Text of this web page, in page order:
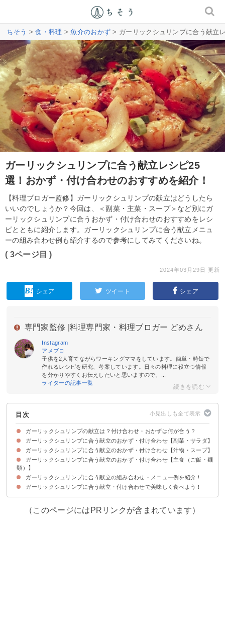
ちそう >食・料理 >魚介のおかず > ガーリックシュリンプに合う献立
ガーリックシュリンプに合う献立レシピ25
選！おかず・付け合わせのおすすめを紹介！
【料理ブロガー監修】ガーリックシュリンプの献立はどうしたら
いいのでしょうか？今回は、＜副菜・主菜・スープ＞など別にガ
ーリックシュリンプに合うおかず・付け合わせのおすすめをレシ
ピとともに紹介します。ガーリックシュリンプに合う献立メニュ
ーの組み合わせ例も紹介するので参考にしてみてくださいね。
( 3ページ目 )
2024年03月29日 更新
シェア ツイート シェア
専門家監修 | 料理専門家・料理ブロガー どめさん
Instagram
アメブロ
子供を2人育てながらワーキングママをしています。簡単・時短で
作れるレシピを研究、考案しています。日々の料理に役立つ情報
を分かりやすくお伝えしたいと思いますので、...
ライターの記事一覧
目次
ガーリックシュリンプの献立は？付け合わせ・おかずは何が合う？
ガーリックシュリンプに合う献立のおかず・付け合わせ【副菜・サラダ】
①ポテトサラダ
②マカロニサラダ
③野菜サラダ
④ピクルス
⑤小松菜和え
⑥にんじんとごぼうのきんぴら
⑦カプレーゼ
⑧切り昆布の煮物
⑨ナムル
ガーリックシュリンプに合う献立のおかず・付け合わせ【汁物・スープ】
①ビシソワーズ
②コーンポタージュ
③コンソメスープ
④わかめスープ
⑤卵スープ
⑥味噌汁
⑦酸辣湯スープ
⑧シチュー
ガーリックシュリンプに合う献立のおかず・付け合わせ【主食（ご飯・麺
類）】
①ご飯
②混ぜご飯おにぎり
③バターロール
④バゲット
⑤パスタ
⑥グラタン
⑦ドリア
⑧ピザ
ガーリックシュリンプに合う献立の組み合わせ・メニュー例を紹介！
献立メニュー例①
献立メニュー例②
献立メニュー例③
ガーリックシュリンプに合う献立・付け合わせで美味しく食べよう！
（このページにはPRリンクが含まれています）